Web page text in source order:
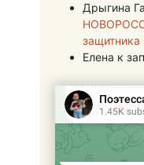
Дрыгина
защитника
Елена к